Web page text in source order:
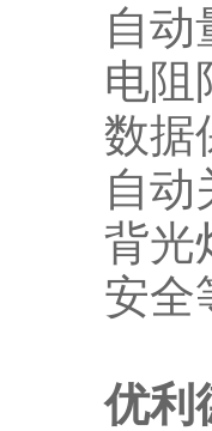
自动
电阻
数据
自动
背光
安全
优利